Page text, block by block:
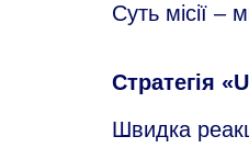
Суть місії –
Стратегія
Швидка